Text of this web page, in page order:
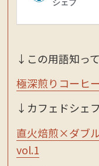
↓この用語知っ
極深煎りコーヒ
↓カフェドシェ
直火焙煎×ダブ
vol.1